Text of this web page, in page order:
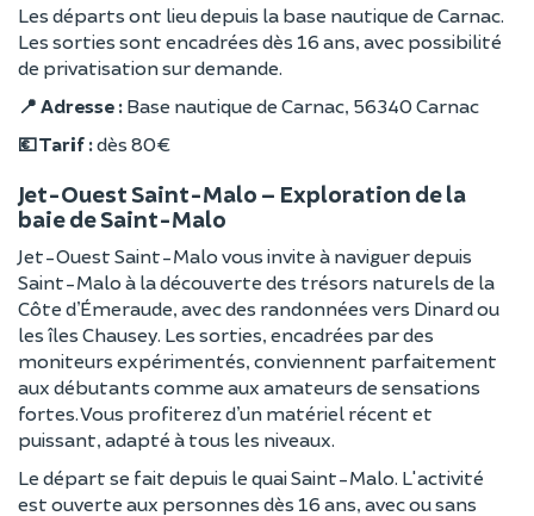
Les départs ont lieu depuis la base nautique de Carnac.
Les sorties sont encadrées dès 16 ans, avec possibilité
de privatisation sur demande.
📍 Adresse : Base nautique de Carnac, 56340 Carnac
💶 Tarif :dès 80 €
Jet-Ouest Saint-Malo – Exploration de la
baie de Saint-Malo
Jet-Ouest Saint-Malo vous invite à naviguer depuis
Saint-Malo à la découverte des trésors naturels de la
Côte d’Émeraude, avec des randonnées vers Dinard ou
les îles Chausey. Les sorties, encadrées par des
moniteurs expérimentés, conviennent parfaitement
aux débutants comme aux amateurs de sensations
fortes. Vous profiterez d’un matériel récent et
puissant, adapté à tous les niveaux.
Le départ se fait depuis le quai Saint-Malo. L'activité
est ouverte aux personnes dès 16 ans, avec ou sans